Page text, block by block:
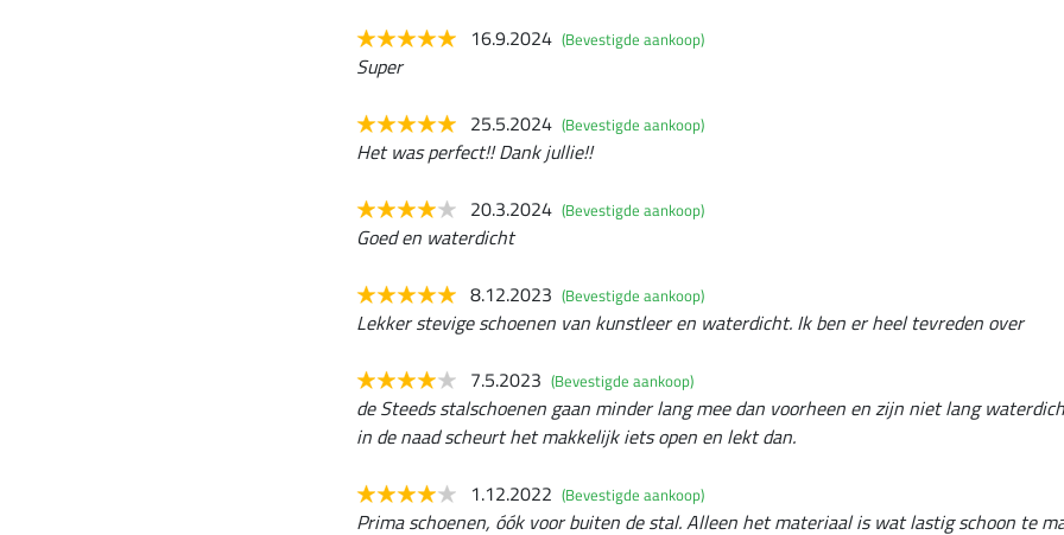
16.9.2024 (Bevestigde aankoop)
Super
25.5.2024 (Bevestigde aankoop)
Het was perfect!! Dank jullie!!
20.3.2024 (Bevestigde aankoop)
Goed en waterdicht
8.12.2023 (Bevestigde aankoop)
Lekker stevige schoenen van kunstleer en waterdicht. Ik ben er heel tevreden over
7.5.2023 (Bevestigde aankoop)
de Steeds stalschoenen gaan minder lang mee dan voorheen en zijn niet lang
in de naad scheurt het makkelijk iets open en lekt dan.
1.12.2022 (Bevestigde aankoop)
Prima schoenen, óók voor buiten de stal. Alleen het materiaal is wat lastig schoon te